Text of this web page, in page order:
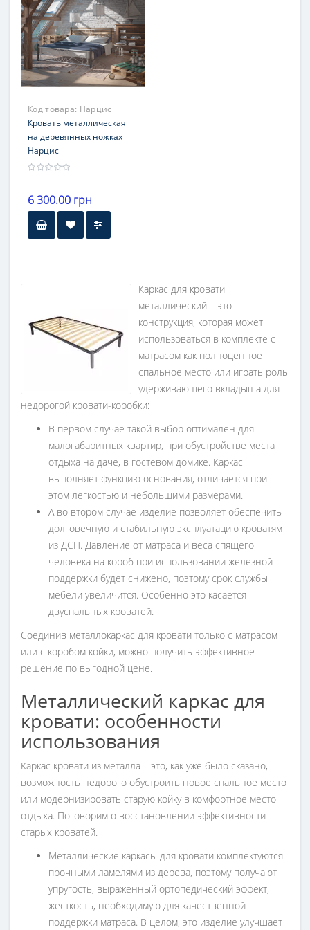
Код товара: Нарцис
Кровать металлическая
на деревянных ножках
Нарцис
6 300.00 грн
Каркас для кровати
металлический – это
конструкция, которая может
использоваться в комплекте с
матрасом как полноценное
спальное место или играть роль
удерживающего вкладыша для
недорогой кровати-коробки:
В первом случае такой выбор оптимален для
малогабаритных квартир, при обустройстве места
отдыха на даче, в гостевом домике. Каркас
выполняет функцию основания, отличается при
этом легкостью и небольшими размерами.
А во втором случае изделие позволяет обеспечить
долговечную и стабильную эксплуатацию кроватям
из ДСП. Давление от матраса и веса спящего
человека на короб при использовании железной
поддержки будет снижено, поэтому срок службы
мебели увеличится. Особенно это касается
двуспальных кроватей.
Соединив металлокаркас для кровати только с матрасом
или с коробом койки, можно получить эффективное
решение по выгодной цене.
Металлический каркас для
кровати: особенности
использования
Каркас кровати из металла – это, как уже было сказано,
возможность недорого обустроить новое спальное место
или модернизировать старую койку в комфортное место
отдыха. Поговорим о восстановлении эффективности
старых кроватей.
Металлические каркасы для кровати комплектуются
прочными ламелями из дерева, поэтому получают
упругость, выраженный ортопедический эффект,
жесткость, необходимую для качественной
поддержки матраса. В целом, это изделие улучшает